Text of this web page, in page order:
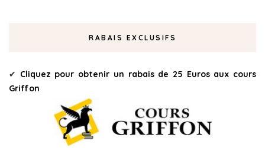
RABAIS EXCLUSIFS
✔ Cliquez pour obtenir un rabais de 25 Euros aux cours
Griffon